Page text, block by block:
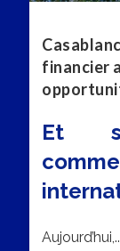
financier
Et